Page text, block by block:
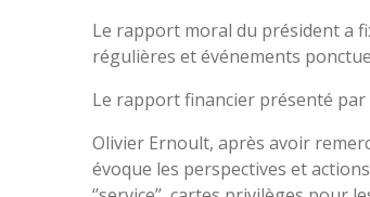
Le rapport moral du président a
régulières et événements
Le rapport financier présenté
Olivier Ernoult, après avoir
évoque les perspectives et